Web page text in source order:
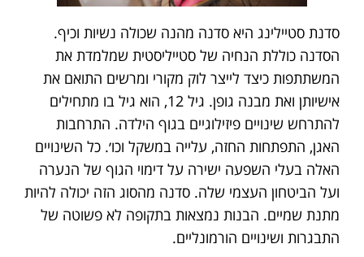
סדנת סטיילינג היא סדנה מהנה שכולה נשיות וכיף.
הסדנה כוללת הנחיה של סטייליסטית שמלמדת את
המשתתפות כיצד לייצר לוק מקורי ומרשים התואם את
אישיותן ואת מבנה גופן. גיל 12, הוא גיל בו מתחילים
להתרחש שינויים פיזילוגיים בגוף הילדה. התרחבות
האגן, התפתחות החזה, עלייה במשקל וכו׳. כל השינויים
האלה בעלי השפעה ישירה על דימוי הגוף של הנערה
ועל הביטחון העצמי שלה. סדנה מהסוג הזה יכולה להיות
מתנת שמיים. הבנות נמצאות בתקופה לא פשוטה של
התבגרות ושינויים הורמונליים.